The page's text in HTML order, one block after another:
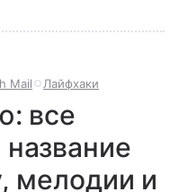
Mail Лайфхаки
все
мелодии и